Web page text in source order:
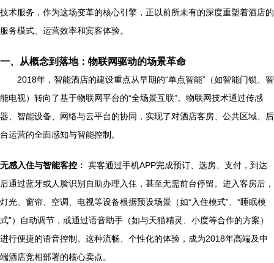
技术服务，作为这场变革的核心引擎，正以前所未有的深度重塑着酒店的
服务模式、运营效率和宾客体验。
一、从概念到落地：物联网驱动的场景革命
2018年，智能酒店的建设重点从早期的“单点智能”（如智能门锁、智
能电视）转向了基于物联网平台的“全场景互联”。物联网技术通过传感
器、智能设备、网络与云平台的协同，实现了对酒店客房、公共区域、后
台运营的全面感知与智能控制。
无感入住与智能客控： 宾客通过手机APP完成预订、选房、支付，到达
后通过蓝牙或人脸识别自助办理入住，甚至无需前台停留。进入客房后，
灯光、窗帘、空调、电视等设备根据预设场景（如“入住模式”、“睡眠模
式”）自动调节，或通过语音助手（如与天猫精灵、小度等合作的方案）
进行便捷的语音控制。这种流畅、个性化的体验，成为2018年高端及中
端酒店竞相部署的核心卖点。